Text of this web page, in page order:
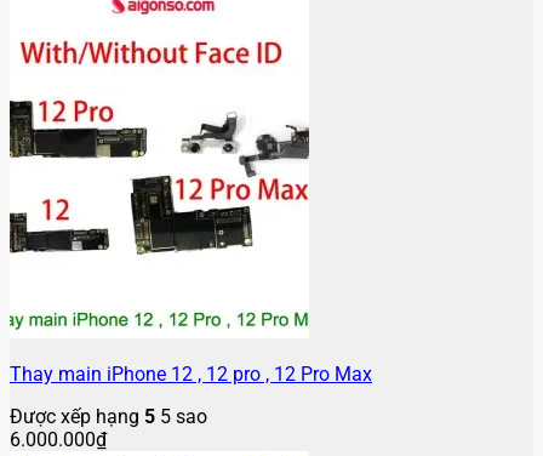
Thay main iPhone 12 , 12 pro , 12 Pro Max
Được xếp hạng 5 5 sao
6.000.000₫